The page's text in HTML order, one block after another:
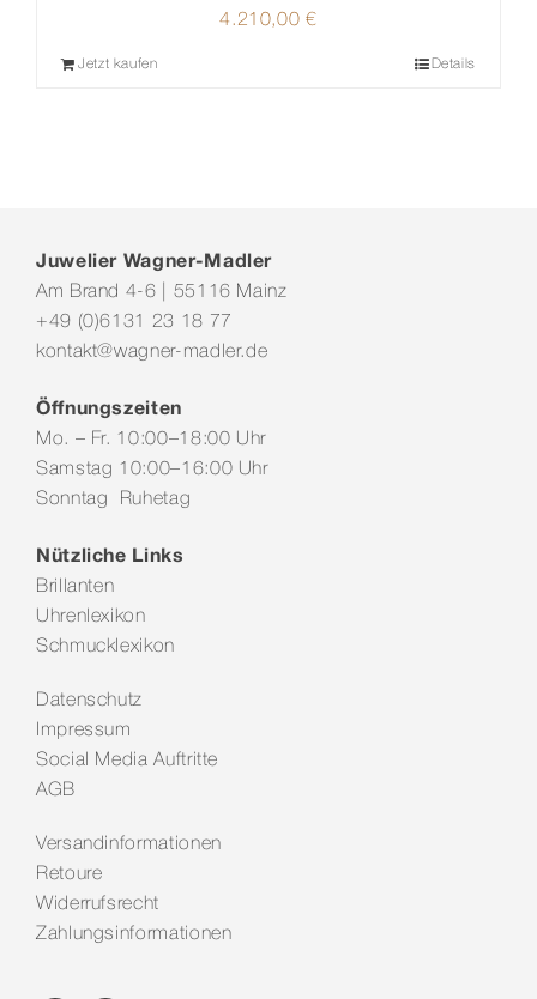
4.210,00€
Jetzt kaufen Details
Juwelier Wagner-Madler
Am Brand 4-6 | 55116 Mainz
+49 (0)6131 23 18 77
kontakt@wagner-madler.de
Öffnungszeiten
Mo. – Fr. 10:00–18:00 Uhr
Samstag 10:00–16:00 Uhr
Sonntag Ruhetag
Nützliche Links
Brillanten
Uhrenlexikon
Schmucklexikon
Datenschutz
Impressum
Social Media Auftritte
AGB
Versandinformationen
Retoure
Widerrufsrecht
Zahlungsinformationen